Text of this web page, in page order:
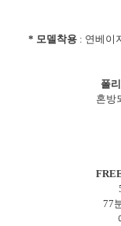
* 모델착용: 연베이
폴
혼방
77